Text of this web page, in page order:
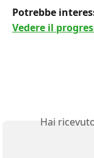
Potrebbe
Vedere il
Hai